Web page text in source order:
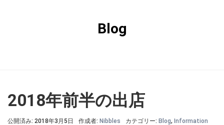
Blog
2018年前半の出店
公開済み: 2018年3月5日 作成者: Nibbles カテゴリー: Blog, Information